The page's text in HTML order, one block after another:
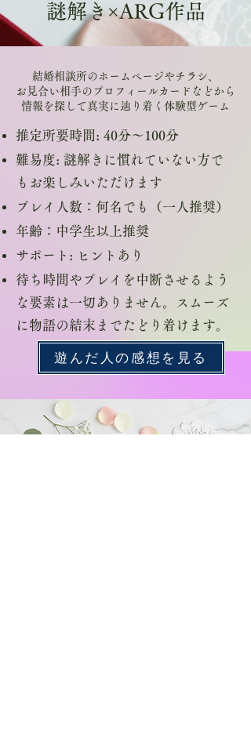
謎解き×ARG作品
結婚相談所のホームページやチラシ、
お見合い相手のプロフィールカードなどから
情報を探して真実に辿り着く体験型ゲーム
推定所要時間: 40分〜100分
難易度: 謎解きに慣れていない方で
もお楽しみいただけます
プレイ人数：何名でも（一人推奨）
年齢：中学生以上推奨
サポート: ヒントあり
待ち時間やプレイを中断させるよう
な要素は一切ありません。スムーズ
に物語の結末までたどり着けます。
遊んだ人の感想を見る